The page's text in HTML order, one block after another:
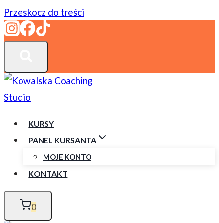
Przeskocz do treści
KURSY
PANEL KURSANTA
MOJE KONTO
KONTAKT
0